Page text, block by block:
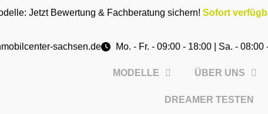
Jetzt Bewertung & Fachberatung sichern! Sofort
sachsen.de Mo. - Fr. - 09:00 - 18:00 | Sa. - 08:00
MODELLE ÜBER UNS
DREAMER TESTEN